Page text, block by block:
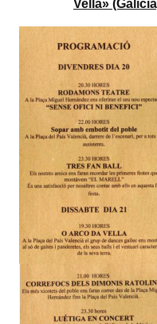
Vella»